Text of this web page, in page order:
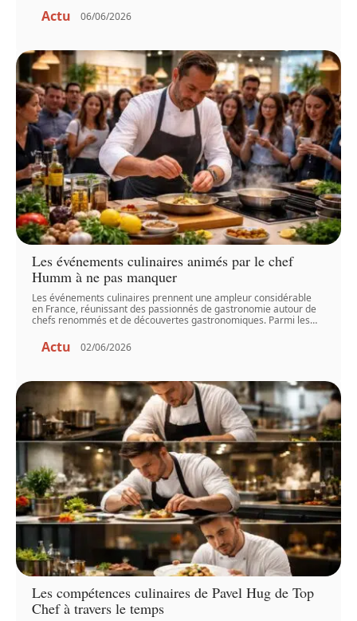
Actu 06/06/2026
Les événements culinaires animés par le chef
Humm à ne pas manquer
Les événements culinaires prennent une ampleur considérable
en France, réunissant des passionnés de gastronomie autour de
chefs renommés et de découvertes gastronomiques. Parmi les…
Actu 02/06/2026
Les compétences culinaires de Pavel Hug de Top
Chef à travers le temps